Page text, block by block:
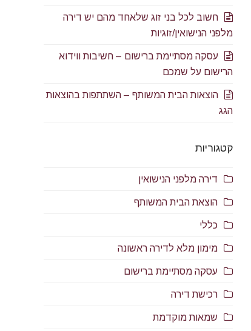
חשוב לכל בני זוג שלאחד מהם יש דירה
מלפני הנישואין/זוגיות
עסקה מסתיימת ברישום – חשיבות ווידוא
הרישום על שמכם
הוצאות הבית המשותף – השתתפות בהוצאות
הגג
קטגוריות
דירה מלפני הנישואין
הוצאת הבית המשותף
כללי
מימון מלא לדירה ראשונה
עסקה מסתיימת ברישום
רכישת דירה
שמאות מוקדמת